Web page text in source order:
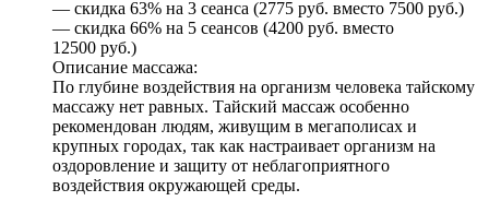
— скидка 63% на 3 сеанса (2775 руб. вместо 7500 руб.)
— скидка 66% на 5 сеансов (4200 руб. вместо
12500 руб.)
Описание массажа:
По глубине воздействия на организм человека тайскому
массажу нет равных. Тайский массаж особенно
рекомендован людям, живущим в мегаполисах и
крупных городах, так как настраивает организм на
оздоровление и защиту от неблагоприятного
воздействия окружающей среды.